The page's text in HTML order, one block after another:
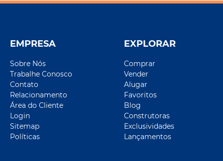
EMPRESA
Sobre Nós
Trabalhe Conosco
Contato
Relacionamento
Área do Cliente
Login
Sitemap
Políticas
EXPLORAR
Comprar
Vender
Alugar
Favoritos
Blog
Construtoras
Exclusividades
Lançamentos